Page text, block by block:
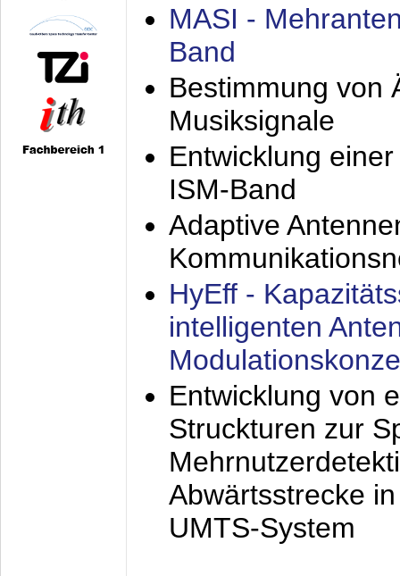
MASI -
Band
Bestimmung von
Musiksignale
Entwicklung
ISM-Band
Adaptive
HyEff -
intelligenten
Entwicklung von
Struckturen zur
Abwärtsstrecke
UMTS-System